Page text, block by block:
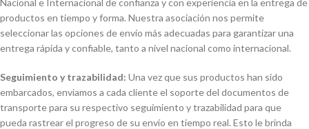
Nacional e Internacional de confianza y con experiencia en la entrega de
productos en tiempo y forma. Nuestra asociación nos permite
seleccionar las opciones de envío más adecuadas para garantizar una
entrega rápida y confiable, tanto a nivel nacional como internacional.
Seguimiento y trazabilidad: Una vez que sus productos han sido
embarcados, enviamos a cada cliente el soporte del documentos de
transporte para su respectivo seguimiento y trazabilidad para que
pueda rastrear el progreso de su envío en tiempo real. Esto le brinda